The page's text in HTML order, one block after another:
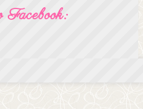
Facebook: